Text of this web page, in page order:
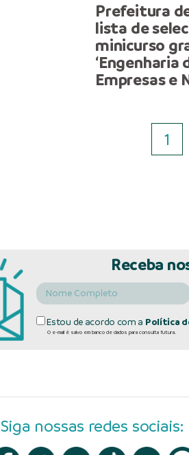
Prefeitura
lista de
minicurso
‘Engenharia
Empresas e
1
Receba
Estou de acordo com a Política
O e-mail é salvo em banco de dados para consulta futura.
Siga nossas redes sociais: